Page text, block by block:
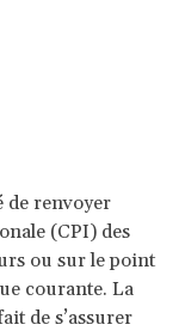
de renvoyer
(CPI) des
ou sur le point
courante. La
de s’assurer